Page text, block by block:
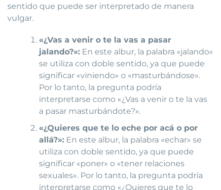
sentido que puede ser interpretado de manera
vulgar.
«¿Vas a venir o te la vas a pasar
jalando?»: En este albur, la palabra «jalando»
se utiliza con doble sentido, ya que puede
significar «viniendo» o «masturbándose».
Por lo tanto, la pregunta podría
interpretarse como «¿Vas a venir o te la vas
a pasar masturbándote?».
«¿Quieres que te lo eche por acá o por
allá?»: En este albur, la palabra «echar» se
utiliza con doble sentido, ya que puede
significar «poner» o «tener relaciones
sexuales». Por lo tanto, la pregunta podría
interpretarse como «¿Quieres que te lo